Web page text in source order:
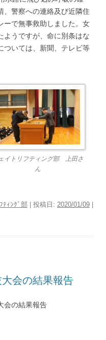
、警察への連絡及び近隣住
ーで無事救助しました。女
ようですが、命に別条はな
ついては、新聞、テレビ等
イトリフティング部 上田さ
ん
ﾃｨﾝｸﾞ部 | 投稿日: 2020/01/09 |
会の結果報告
会の結果報告